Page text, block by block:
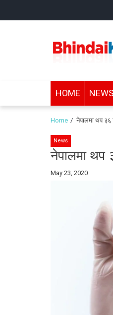
HOME NEWS
Home नेपालमा थप ३६
News
नेपालमा थप
By
May 23, 2020